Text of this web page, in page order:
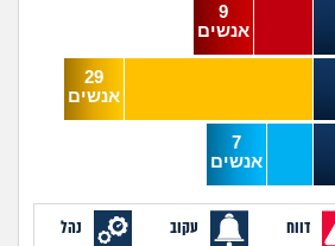
מהבקו"ם... ועד מתי?!
לימודים וסטודנטים
חברים ואנשים
9
אנשים
29
אנשים
7
אנשים
דווח עקוב נהל